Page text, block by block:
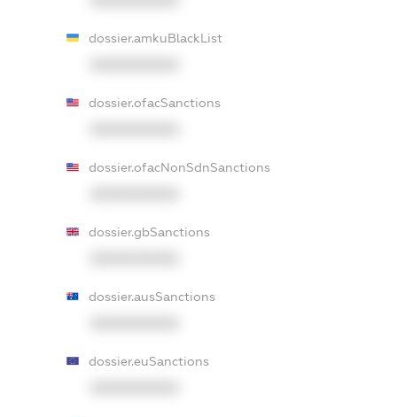
dossier.amkuBlackList
dossier.ofacSanctions
dossier.ofacNonSdnSanctions
dossier.gbSanctions
dossier.ausSanctions
dossier.euSanctions